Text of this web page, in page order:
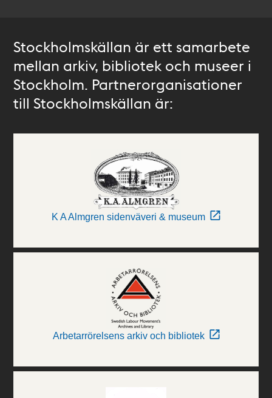
Stockholmskällan är ett samarbete
mellan arkiv, bibliotek och museer i
Stockholm. Partnerorganisationer
till Stockholmskällan är:
K A Almgren sidenväveri & museum
Arbetarrörelsens arkiv och bibliotek